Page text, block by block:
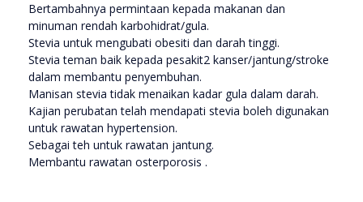
Bertambahnya permintaan kepada makanan dan
minuman rendah karbohidrat/gula.
Stevia untuk mengubati obesiti dan darah tinggi.
Stevia teman baik kepada pesakit2 kanser/jantung/stroke
dalam membantu penyembuhan.
Manisan stevia tidak menaikan kadar gula dalam darah.
Kajian perubatan telah mendapati stevia boleh digunakan
untuk rawatan hypertension.
Sebagai teh untuk rawatan jantung.
Membantu rawatan osterporosis .